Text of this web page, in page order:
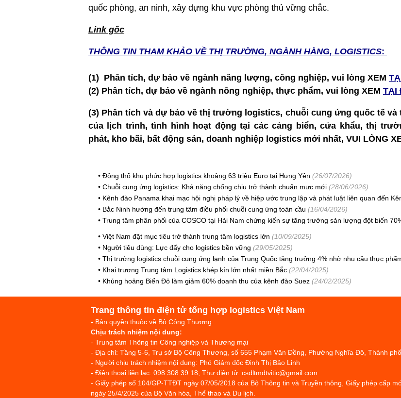
quốc phòng, an ninh, xây dựng khu vực phòng thủ vững chắc.
Link gốc
THÔNG TIN THAM KHẢO VỀ THỊ TRƯỜNG, NGÀNH HÀNG, LOGISTICS:
(1) Phân tích, dự báo về ngành năng lượng, công nghiệp, vui lòng XEM
(2) Phân tích, dự báo về ngành nông nghiệp, thực phẩm, vui lòng XEM TẠI
(3) Phân tích và dự báo về thị trường logistics, chuỗi cung ứng quốc tế
của lịch trình, tình hình hoạt động tại các cảng biển, cửa khẩu, thị
phát, kho bãi, bất động sản, doanh nghiệp logistics mới nhất, VUI LÒNG
• Động thổ khu phức hợp logistics khoảng 63 triệu Euro tại Hưng Yên (26/07/2026)
• Chuỗi cung ứng logistics: Khả năng chống chịu trở thành chuẩn mực mới (28/06/2026)
• Kênh đào Panama khai mạc hội nghị pháp lý về hiệp ước trung lập và phát luật liên quan đến
• Bắc Ninh hướng đến trung tâm điều phối chuỗi cung ứng toàn cầu (16/04/2026)
• Trung tâm phân phối của COSCO tại Hải Nam chứng kiến ​​sự tăng trưởng sản lượng đột biến
• Việt Nam đặt mục tiêu trở thành trung tâm logistics lớn (10/09/2025)
• Người tiêu dùng: Lực đẩy cho logistics bền vững (29/05/2025)
• Thị trường logistics chuỗi cung ứng lạnh của Trung Quốc tăng trưởng 4% nhờ nhu cầu thực
• Khai trương Trung tâm Logistics khép kín lớn nhất miền Bắc (22/04/2025)
• Khủng hoảng Biển Đỏ làm giảm 60% doanh thu của kênh đào Suez (24/02/2025)
Trang thông tin điện tử tổng hợp logistics Việt Nam
- Bản quyền thuộc về Bộ Công Thương.
Chịu trách nhiệm nội dung:
- Trung tâm Thông tin Công nghiệp và Thương mại
- Địa chỉ: Tầng 5-6, Trụ sở Bộ Công Thương, số 655 Phạm Văn Đồng, Phường Nghĩa Đô, Thành
- Người chịu trách nhiệm nội dung: Phó Giám đốc Đinh Thị Bảo Linh
- Điện thoại liên lạc: 098 308 39 18; Thư điện tử: csdltmdtvitic@gmail.com
- Giấy phép số 104/GP-TTĐT ngày 07/05/2018 của Bộ Thông tin và Truyền thông, Giấy phép cấp
ngày 25/4/2025 của Bộ Văn hóa, Thể thao và Du lịch.